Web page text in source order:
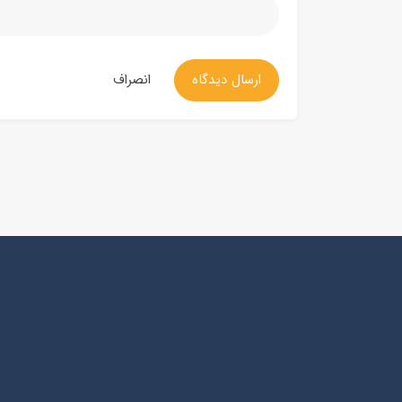
ارسال دیدگاه انصراف